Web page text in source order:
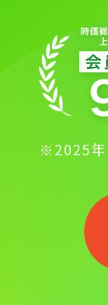
※2025年